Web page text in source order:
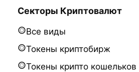
Секторы Криптовалют
Все виды
Токены криптобирж
Токены крипто кошельков